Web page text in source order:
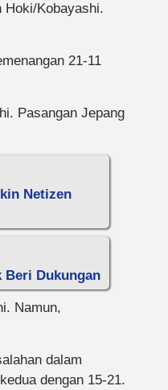
Hoki/Kobayashi.
21-11
Pasangan Jepang
Netizen
Beri Dukungan
Namun,
dalam
dengan 15-21.